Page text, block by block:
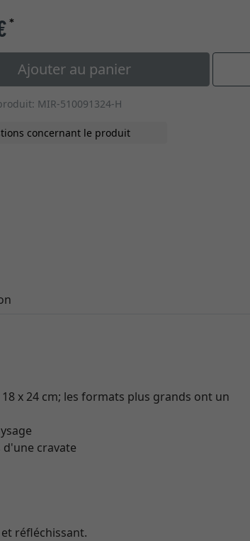
*
Ajouter au panier
MIR-510091324-H
concernant le produit
x 24 cm; les formats plus grands ont un
d'une cravate
réfléchissant.